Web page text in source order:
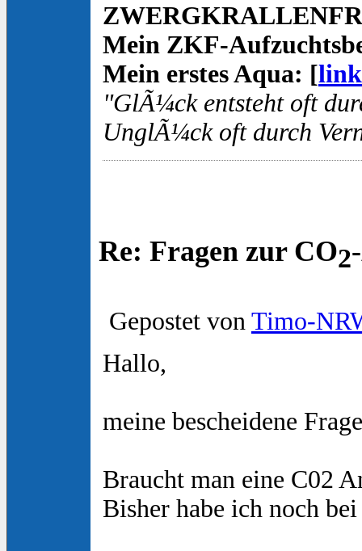
Mein ZKF-
Mein erstes Aqua: [link
"GlÃ¼ck entsteht oft
UnglÃ¼ck oft durch
Re: Fragen zur CO2
Gepostet von Timo-
Hallo,
meine bescheidene
Braucht man eine C02
Bisher habe ich noch